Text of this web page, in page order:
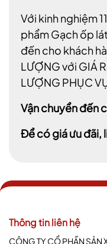
Với kinh nghiệm
phẩm Gạch ốp
đến cho khách
LƯỢNG với GIÁ
LƯỢNG PHỤC
Vận chuyển đến
Để có giá ưu đãi,
Thông tin liên hệ
CÔNG TY CỔ PHẦN SẢN